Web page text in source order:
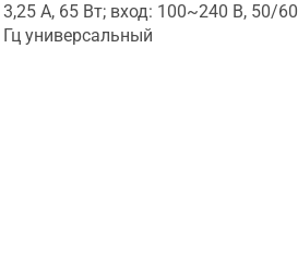
3,25 A, 65 Вт; вход: 100~240 В, 50/60
Гц универсальный